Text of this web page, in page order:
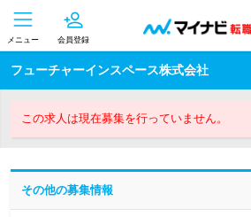
メニュー 会員登録
フューチャーインスペース株式会社
この求人は現在募集を行っていません。
その他の募集情報